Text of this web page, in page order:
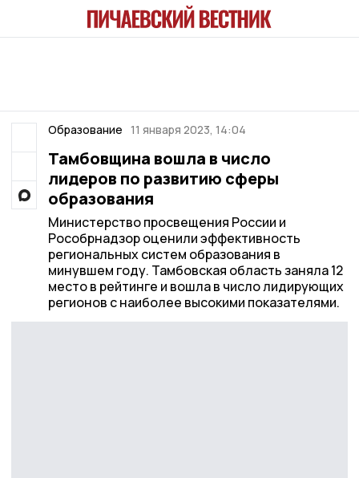
Образование 11 января 2023, 14:04
Тамбовщина вошла в число
лидеров по развитию сферы
образования
Министерство просвещения России и
Рособрнадзор оценили эффективность
региональных систем образования в
минувшем году. Тамбовская область заняла 12
место в рейтинге и вошла в число лидирующих
регионов с наиболее высокими показателями.